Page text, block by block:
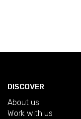
DISCOVER
About us
Work with us